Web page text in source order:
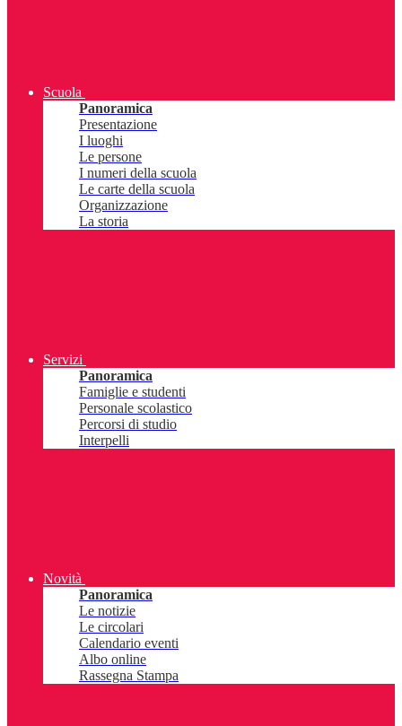
Scuola
Panoramica
Presentazione
I luoghi
Le persone
I numeri della scuola
Le carte della scuola
Organizzazione
La storia
Servizi
Panoramica
Famiglie e studenti
Personale scolastico
Percorsi di studio
Interpelli
Novità
Panoramica
Le notizie
Le circolari
Calendario eventi
Albo online
Rassegna Stampa